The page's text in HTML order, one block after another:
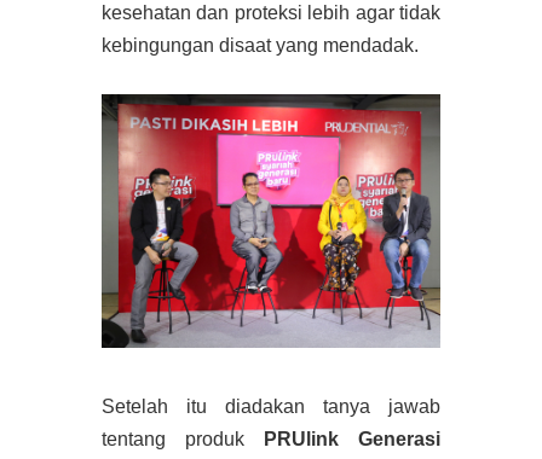
kesehatan dan proteksi lebih agar tidak
kebingungan disaat yang mendadak.
Setelah itu diadakan tanya jawab
tentang produk
PRUlink Generasi